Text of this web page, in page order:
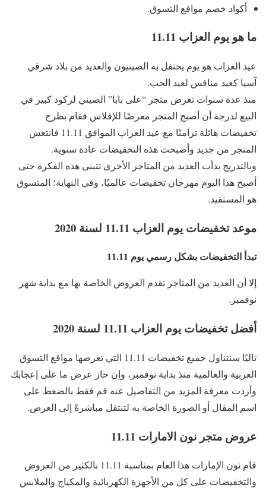
أكواد خصم مواقع التسوق.
ما هو يوم العزاب 11.11
عيد العزاب هو يوم يحتفل به الصينيون والعديد من بلاد شرقي
آسيا كعيد منافس لعيد الحب.
منذ عدة سنوات تعرض متجر “على بابا” الصيني لركود كبير في
البيع لدرجة أن أصبح المتجر معرضًا للإفلاس فقام بطرح
تخفيضات هائلة تزامنًا مع عيد العزاب الموافق 11.11 فانتعش
المتجر من جديد وأصبحت هذه التخفيضات عادة سنوية.
وبالتدريج بدأت العديد من المتاجر الأخرى تتبنى هذه الفكرة حتى
أصبح هذا اليوم مهرجان تخفيضات عالميًا، وفي النهاية؛ المتسوق
هو المستفيد.
موعد تخفيضات يوم العزاب 11.11 لسنة 2020
تبدأ التخفيضات بشكل رسمي يوم 11.11
إلا أن العديد من المتاجر تقدم العروض الخاصة بها مع بداية شهر
نوفمبر.
أفضل تخفيضات يوم العزاب 11.11 لسنة 2020
تاليًا سنتناول جميع تخفيضات 11.11 التي تعرضها مواقع التسوق
العربية والعالمية منذ بداية نوفمبر، وإن حاز عرض ما على إعجابك
وأردت معرفة المزيد من التفاصيل عنه قم فقط بالضغط على
اسم المقال أو الصورة الخاصة به لتنتقل مباشرةً إلى العرض.
عروض متجر نون الامارات 11.11
قام نون الإمارات هذا العام بمناسبة 11.11 بالكثير من العروض
والتخفيضات على كل من الأجهزة الكهربائية والمكياج والملابس